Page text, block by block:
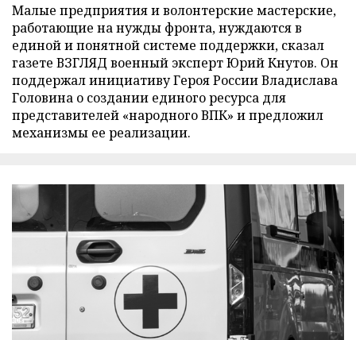
Малые предприятия и волонтерские мастерские,
работающие на нужды фронта, нуждаются в
единой и понятной системе поддержки, сказал
газете ВЗГЛЯД военный эксперт Юрий Кнутов. Он
поддержал инициативу Героя России Владислава
Головина о создании единого ресурса для
представителей «народного ВПК» и предложил
механизмы ее реализации.